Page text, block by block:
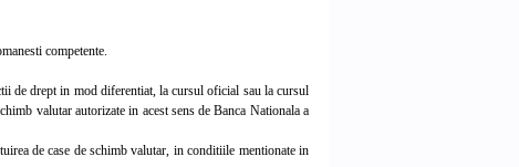
competente.
de drept in mod diferentiat, la cursul oficial sau la cursul
valutar autorizate in acest sens de Banca Nationala a
de case de schimb valutar, in conditiile mentionate in